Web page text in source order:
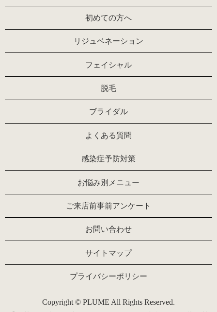
初めての方へ
リジュベネーション
フェイシャル
脱毛
ブライダル
よくある質問
感染症予防対策
お悩み別メニュー
ご来店前事前アンケート
お問い合わせ
サイトマップ
プライバシーポリシー
Copyright © PLUME All Rights Reserved.